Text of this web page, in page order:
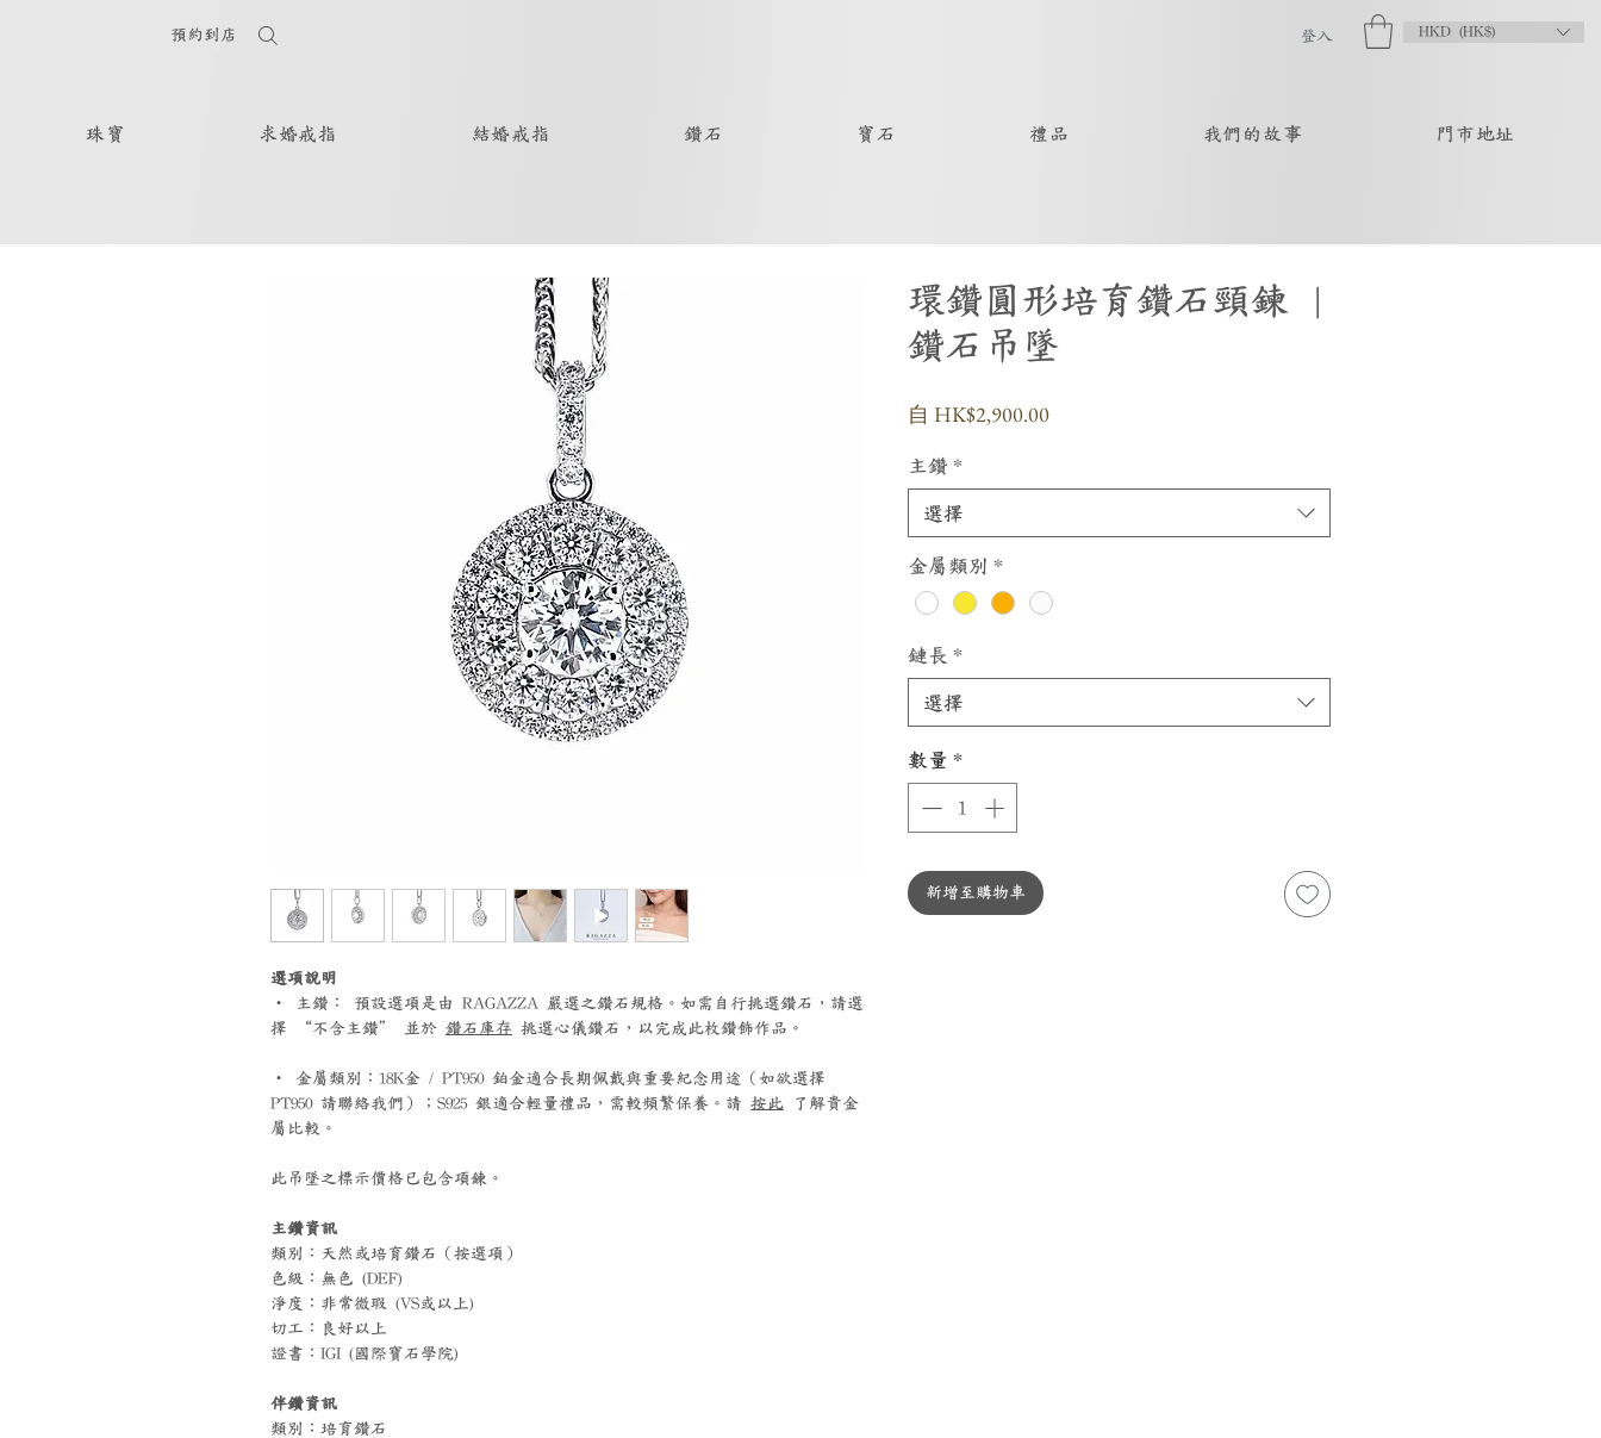
預約到店 登入 HKD (HK$)
珠寶 求婚戒指 結婚戒指 鑽石 寶石 禮品 我們的故事 門市地址
選項說明
‧ 主鑽： 預設選項是由 RAGAZZA 嚴選之鑽石規格。如需自行挑選鑽石，請選
擇 “不含主鑽” 並於 鑽石庫存 挑選心儀鑽石，以完成此枚鑽飾作品。
‧ 金屬類別：18K金 / PT950 鉑金適合長期佩戴與重要紀念用途（如欲選擇
PT950 請聯絡我們）；S925 銀適合輕量禮品，需較頻繁保養。請 按此 了解貴金
屬比較。
此吊墜之標示價格已包含項鍊。
主鑽資訊
類別：天然或培育鑽石（按選項）
色級：無色 (DEF)
淨度：非常微瑕 (VS或以上)
切工：良好以上
證書：IGI (國際寶石學院)
伴鑽資訊
類別：培育鑽石
環鑽圓形培育鑽石頸鍊 |
鑽石吊墜
自 HK$2,900.00促
格
主鑽 *
選擇
金屬類別 *
鏈長 *
選擇
數量 *
新增至購物車